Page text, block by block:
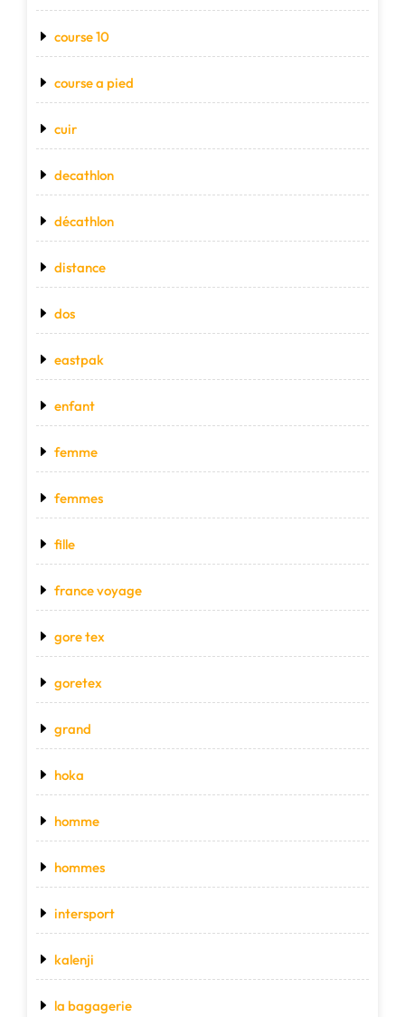
course 10
course a pied
cuir
decathlon
décathlon
distance
dos
eastpak
enfant
femme
femmes
fille
france voyage
gore tex
goretex
grand
hoka
homme
hommes
intersport
kalenji
la bagagerie